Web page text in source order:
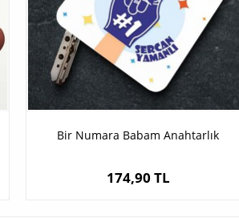
Bir Numara Babam Anahtarlık
174,90 TL